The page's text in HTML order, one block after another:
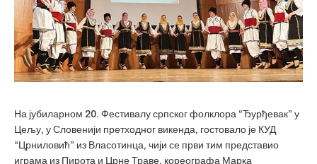
На јубиларном 20. Фестивалу српског фолклора “Ђурђевак” у
Цељу, у Словенији претходног викенда, гостовало је КУД
“Црниловић” из Власотинца, чији се први тим представио
играма из Пирота и Црне Траве, кореографа Марка